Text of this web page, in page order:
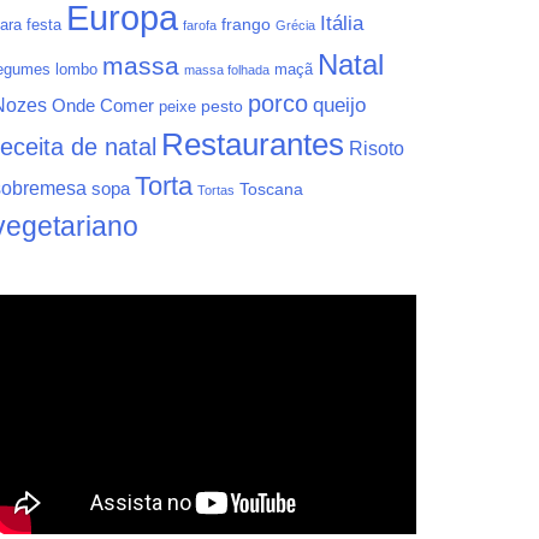
festa Europa farofa frango Grécia Itália
lombo massa massa folhada maçã Natal
Onde Comer peixe pesto porco queijo
de natal Restaurantes Risoto
sopa Torta Tortas Toscana